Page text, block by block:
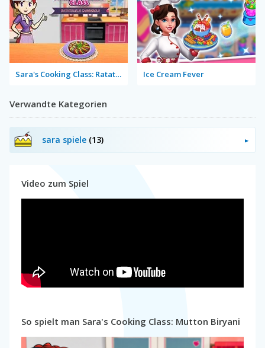
Sara's Cooking Class: Ratatouille Casserole Ice Cream Fever
Verwandte Kategorien
sara spiele (13)
Video zum Spiel
So spielt man Sara's Cooking Class: Mutton Biryani